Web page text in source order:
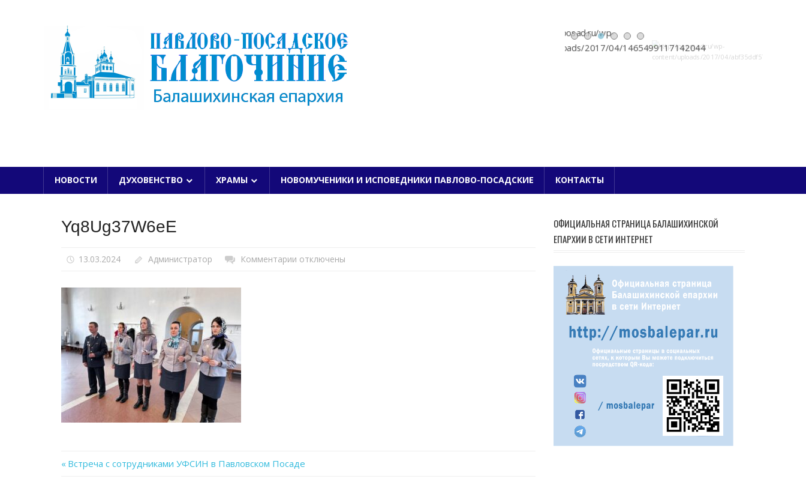
ПАВЛОВО-ПОСАДСКОЕ БЛАГОЧИНИЕ
НОВОСТИ ДУХОВЕНСТВО ХРАМЫ НОВОМУЧЕНИКИ И ИСПОВЕДНИКИ ПАВЛОВО-ПОСАДСКИЕ КОНТАКТЫ
Yq8Ug37W6eE
13.03.2024 Администратор Комментарии котключены
Previous
Встреча с сотрудниками УФСИН в Павловском Посаде
ОФИЦИАЛЬНАЯ СТРАНИЦА БАЛАШИХИНСКОЙ
ЕПАРХИИ В СЕТИ ИНТЕРНЕТ